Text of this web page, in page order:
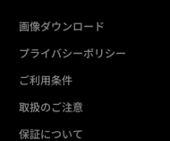
画像ダウンロード
プライバシーポリシー
ご利用条件
取扱のご注意
保証について